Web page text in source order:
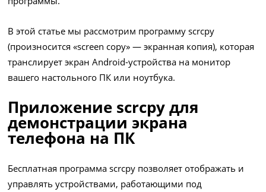
В этой статье мы рассмотрим программу scrcpy
(произносится «screen copy» — экранная копия), которая
транслирует экран Android-устройства на монитор
вашего настольного ПК или ноутбука.
Приложение scrcpy для
демонстрации экрана
телефона на ПК
Бесплатная программа scrcpy позволяет отображать и
управлять устройствами, работающими под